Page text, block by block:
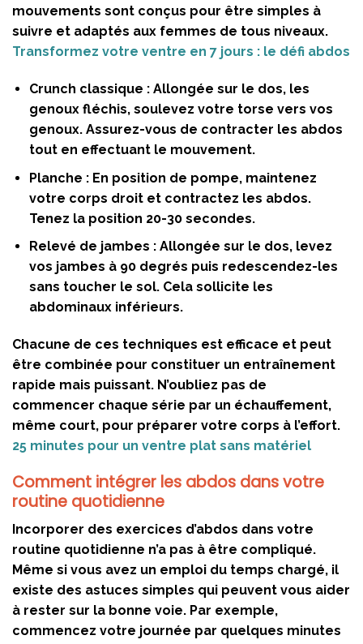
mouvements sont conçus pour être simples à
suivre et adaptés aux femmes de tous niveaux.
Transformez votre ventre en 7 jours : le défi abdos
Crunch classique :Allongée sur le dos, les
genoux fléchis, soulevez votre torse vers vos
genoux. Assurez-vous de contracter les abdos
tout en effectuant le mouvement.
Planche :En position de pompe, maintenez
votre corps droit et contractez les abdos.
Tenez la position 20-30 secondes.
Relevé de jambes :Allongée sur le dos, levez
vos jambes à 90 degrés puis redescendez-les
sans toucher le sol. Cela sollicite les
abdominaux inférieurs.
Chacune de ces techniques est efficace et peut
être combinée pour constituer un entraînement
rapide mais puissant. N’oubliez pas de
commencer chaque série par un échauffement,
même court, pour préparer votre corps à l’effort.
25 minutes pour un ventre plat sans matériel
Comment intégrer les abdos dans votre
routine quotidienne
Incorporer des exercices d’abdos dans votre
routine quotidienne n’a pas à être compliqué.
Même si vous avez un emploi du temps chargé, il
existe des astuces simples qui peuvent vous aider
à rester sur la bonne voie. Par exemple,
commencez votre journée par quelques minutes